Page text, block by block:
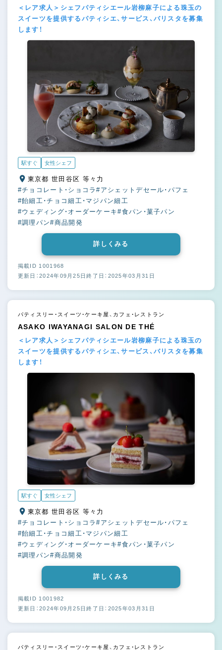
＜レア求人＞シェフパティシエール岩柳麻子による珠玉の
スイーツを提供するパティシエ、サービス、バリスタを募集
します！
駅すぐ 女性シェフ
東京都 世田谷区 等々力
#チョコレート・ショコラ#アシェットデセール・パフェ
#飴細工・チョコ細工・マジパン細工
#ウェディング・オーダーケーキ#食パン・菓子パン
#調理パン#商品開発
詳しくみる
掲載ID 1001968
更新日：2024年09月25日終了日：2025年03月31日
パティスリー・スイーツ・ケーキ屋、カフェ・レストラン
ASAKO IWAYANAGI SALON DE THÉ
＜レア求人＞シェフパティシエール岩柳麻子による珠玉の
スイーツを提供するパティシエ、サービス、バリスタを募集
します！
駅すぐ 女性シェフ
東京都 世田谷区 等々力
#チョコレート・ショコラ#アシェットデセール・パフェ
#飴細工・チョコ細工・マジパン細工
#ウェディング・オーダーケーキ#食パン・菓子パン
#調理パン#商品開発
詳しくみる
掲載ID 1001982
更新日：2024年09月25日終了日：2025年03月31日
パティスリー・スイーツ・ケーキ屋、カフェ・レストラン